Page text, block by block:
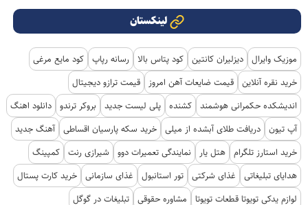
لینکستان
موزیک وایرال دیزلیران کانتین کود پتاس بالا رسانه رپاپ کود مایع مرغی
خرید نقره آنلاین قیمت ضایعات آهن امروز
قیمت ترازو دیجیتال
اندیشکده حکمرانی هوشمند کشنده پلی لیست جدید بروکر ترندو دانلود اهنگ
آپ تیون دریافت طلای آبشده از میلی خرید سکه پارسیان اقساطی آهنگ جدید
خرید استارز تلگرام هتل یار نمایندگی تعمیرات دوو شیرازی رنت کمپینگ
هدایای تبلیغاتی
غذای شرکتی تور استانبول غذای سازمانی خرید کارت پستال
لوازم یدکی تویوتا قطعات تویوتا
مشاوره حقوقی تبلیغات در گوگل